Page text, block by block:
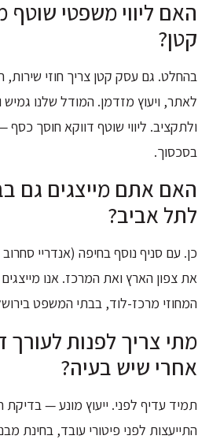
האם ליווי משפטי
קטן?
בהחלט. גם עסק קטן צריך חוזי שירות,
לאתר, ויעוץ מזדמן. המודל שלנו
ולתקציב. ליווי שוטף דווקא חוסך כסף
בסכסוך.
האם אתם מייצגים גם
לתל אביב?
את צפון הארץ ואת המרכז. אנו
המחוזי מרכז-לוד, בבתי המשפט
מתי צריך לפנות לעורך
אחרי שיש בעיה?
תמיד עדיף לפני. ייעוץ מונע — בדיקת
התייעצות לפני פיטורי עובד, בחינת